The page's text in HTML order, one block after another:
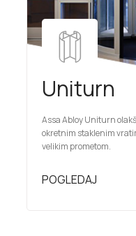
Uniturn
Assa Abloy Uniturn
okretnim staklenim
velikim prometom.
POGLEDAJ